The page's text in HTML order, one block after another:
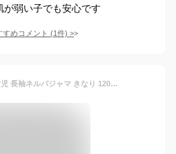
が弱い子でも安心です
めコメント (1件) >
パジャマ キッズ 男児女児 長袖ネルパジャマ きなり 120cm 130cm 140cm 150cm 160cm オーガニックコットン 綿100％ 子供 男 女 寝間着 寝巻き 寝衣 綿 日本製 秋/冬 kids pajama boy girl